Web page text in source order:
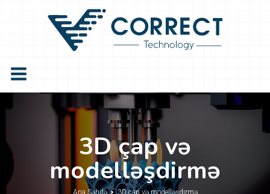
3D çap və
modelləşdirmə
Ana Səhifə 3D çap və modelləşdirmə